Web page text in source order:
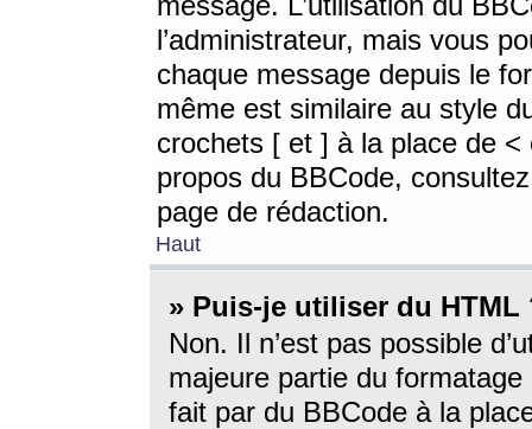
l’administrateur, mais vous
chaque message depuis le
même est similaire au style
crochets [ et ] à la place de <
propos du BBCode,
page de rédaction.
Haut
» Puis-je utiliser du HTML
Non. Il n’est pas possible
majeure partie du
fait par du BBCode à la